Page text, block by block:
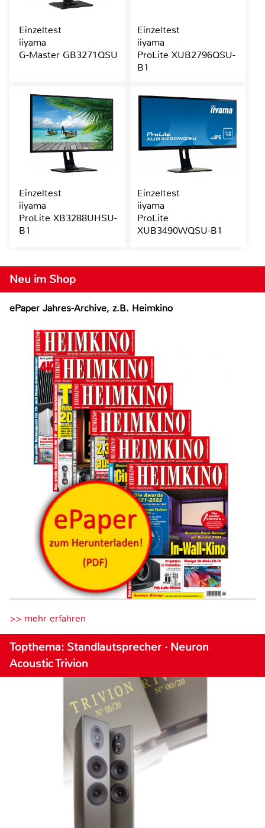
Neu im Shop
ePaper Jahres-Archive, z.B. Heimkino
>> mehr erfahren
Topthema: Standlautsprecher · Neuron
Acoustic Trivion
Einzeltest
iiyama
G-Master GB3271QSU
Einzeltest
iiyama
ProLite XUB2796QSU-
B1
Einzeltest
iiyama
ProLite XB3288UHSU-
B1
Einzeltest
iiyama
ProLite
XUB3490WQSU-B1